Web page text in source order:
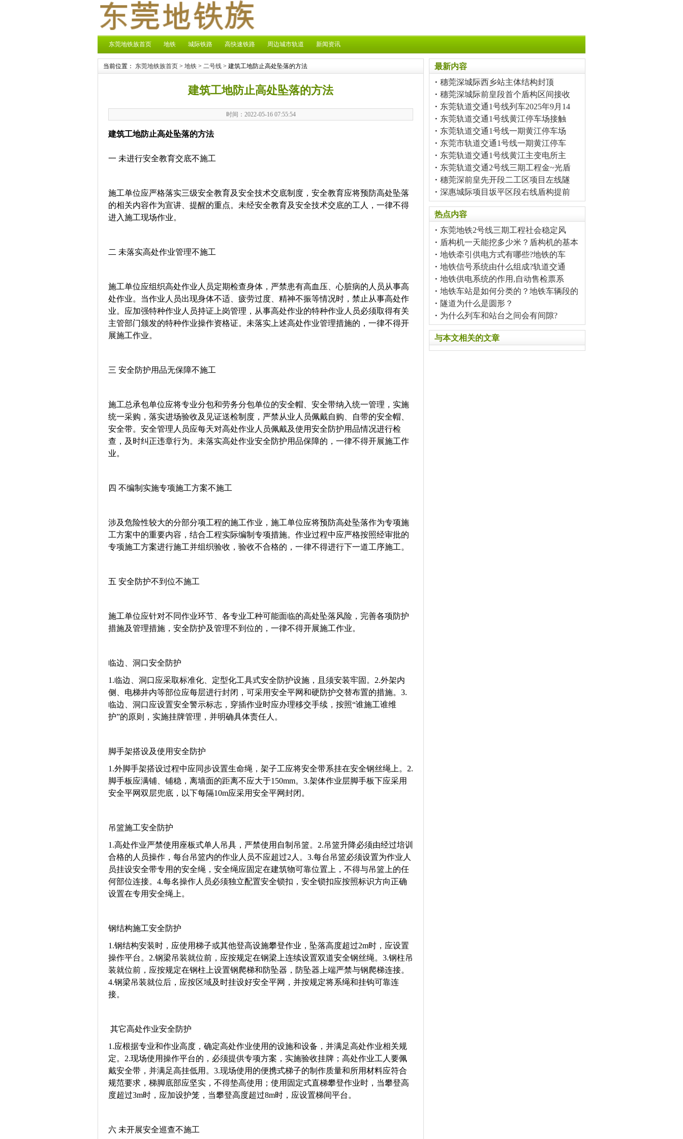
东莞地铁族首页 地铁 城际铁路 高快速铁路 周边城市轨道 新闻资讯
当前位置： 东莞地铁族首页 > 地铁 > 二号线 > 建筑工地防止高处坠落的方法
建筑工地防止高处坠落的方法
时间：2022-05-16 07:55:54
建筑工地防止高处坠落的方法
一 未进行安全教育交底不施工
施工单位应严格落实三级安全教育及安全技术交底制度，安全教育应将预防高处坠落
的相关内容作为宣讲、提醒的重点。未经安全教育及安全技术交底的工人，一律不得
进入施工现场作业。
二 未落实高处作业管理不施工
施工单位应组织高处作业人员定期检查身体，严禁患有高血压、心脏病的人员从事高
处作业。当作业人员出现身体不适、疲劳过度、精神不振等情况时，禁止从事高处作
业。应加强特种作业人员持证上岗管理，从事高处作业的特种作业人员必须取得有关
主管部门颁发的特种作业操作资格证。未落实上述高处作业管理措施的，一律不得开
展施工作业。
三 安全防护用品无保障不施工
施工总承包单位应将专业分包和劳务分包单位的安全帽、安全带纳入统一管理，实施
统一采购，落实进场验收及见证送检制度，严禁从业人员佩戴自购、自带的安全帽、
安全带。安全管理人员应每天对高处作业人员佩戴及使用安全防护用品情况进行检
查，及时纠正违章行为。未落实高处作业安全防护用品保障的，一律不得开展施工作
业。
四 不编制实施专项施工方案不施工
涉及危险性较大的分部分项工程的施工作业，施工单位应将预防高处坠落作为专项施
工方案中的重要内容，结合工程实际编制专项措施。作业过程中应严格按照经审批的
专项施工方案进行施工并组织验收，验收不合格的，一律不得进行下一道工序施工。
五 安全防护不到位不施工
施工单位应针对不同作业环节、各专业工种可能面临的高处坠落风险，完善各项防护
措施及管理措施，安全防护及管理不到位的，一律不得开展施工作业。
临边、洞口安全防护
1.临边、洞口应采取标准化、定型化工具式安全防护设施，且须安装牢固。2.外架内
侧、电梯井内等部位应每层进行封闭，可采用安全平网和硬防护交替布置的措施。3.
临边、洞口应设置安全警示标志，穿插作业时应办理移交手续，按照“谁施工谁维
护”的原则，实施挂牌管理，并明确具体责任人。
脚手架搭设及使用安全防护
1.外脚手架搭设过程中应同步设置生命绳，架子工应将安全带系挂在安全钢丝绳上。2.
脚手板应满铺、铺稳，离墙面的距离不应大于150mm。3.架体作业层脚手板下应采用
安全平网双层兜底，以下每隔10m应采用安全平网封闭。
吊篮施工安全防护
1.高处作业严禁使用座板式单人吊具，严禁使用自制吊篮。2.吊篮升降必须由经过培训
合格的人员操作，每台吊篮内的作业人员不应超过2人。3.每台吊篮必须设置为作业人
员挂设安全带专用的安全绳，安全绳应固定在建筑物可靠位置上，不得与吊篮上的任
何部位连接。4.每名操作人员必须独立配置安全锁扣，安全锁扣应按照标识方向正确
设置在专用安全绳上。
钢结构施工安全防护
1.钢结构安装时，应使用梯子或其他登高设施攀登作业，坠落高度超过2m时，应设置
操作平台。2.钢梁吊装就位前，应按规定在钢梁上连续设置双道安全钢丝绳。3.钢柱吊
装就位前，应按规定在钢柱上设置钢爬梯和防坠器，防坠器上端严禁与钢爬梯连接。
4.钢梁吊装就位后，应按区域及时挂设好安全平网，并按规定将系绳和挂钩可靠连
接。
其它高处作业安全防护
1.应根据专业和作业高度，确定高处作业使用的设施和设备，并满足高处作业相关规
定。2.现场使用操作平台的，必须提供专项方案，实施验收挂牌；高处作业工人要佩
戴安全带，并满足高挂低用。3.现场使用的便携式梯子的制作质量和所用材料应符合
规范要求，梯脚底部应坚实，不得垫高使用；使用固定式直梯攀登作业时，当攀登高
度超过3m时，应加设护笼，当攀登高度超过8m时，应设置梯间平台。
六 未开展安全巡查不施工
最新内容
・ 穗莞深城际西乡站主体结构封顶
・ 穗莞深城际前皇段首个盾构区间接收
・ 东莞轨道交通1号线列车2025年9月14
・ 东莞轨道交通1号线黄江停车场接触
・ 东莞轨道交通1号线一期黄江停车场
・ 东莞市轨道交通1号线一期黄江停车
・ 东莞轨道交通1号线黄江主变电所主
・ 东莞轨道交通2号线三期工程金~光盾
・ 穗莞深前皇先开段二工区项目左线隧
・ 深惠城际项目坂平区段右线盾构提前
热点内容
・ 东莞地铁2号线三期工程社会稳定风
・ 盾构机一天能挖多少米？盾构机的基本
・ 地铁牵引供电方式有哪些?地铁的车
・ 地铁信号系统由什么组成?轨道交通
・ 地铁供电系统的作用,自动售检票系
・ 地铁车站是如何分类的？地铁车辆段的
・ 隧道为什么是圆形？
・ 为什么列车和站台之间会有间隙?
与本文相关的文章